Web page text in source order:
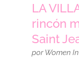
LA
rincón
Saint
porWomen